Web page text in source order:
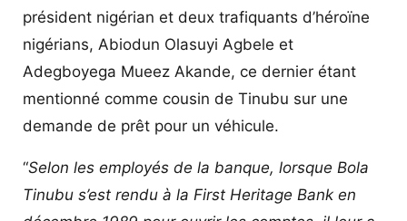
président nigérian et deux trafiquants d’héroïne
nigérians, Abiodun Olasuyi Agbele et
Adegboyega Mueez Akande, ce dernier étant
mentionné comme cousin de Tinubu sur une
demande de prêt pour un véhicule.
“Selon les employés de la banque, lorsque Bola
Tinubu s’est rendu à la First Heritage Bank en